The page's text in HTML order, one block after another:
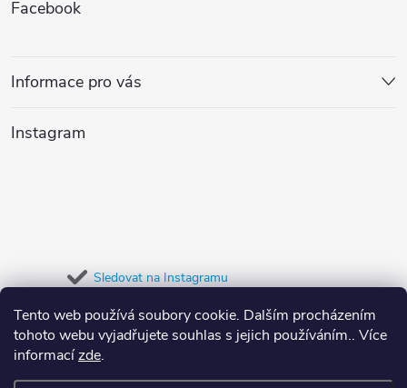
Tento web používá soubory cookie. Dalším procházením
tohoto webu vyjadřujete souhlas s jejich používáním.. Více
informacízde.
p
a
Facebook
Informace pro vás
Instagram
Sledovat na Instagramu
Přijímáme online platby